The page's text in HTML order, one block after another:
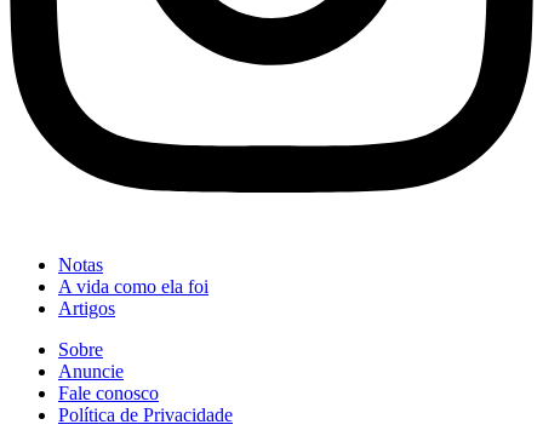
Notas
A vida como ela foi
Artigos
Sobre
Anuncie
Fale conosco
Política de Privacidade